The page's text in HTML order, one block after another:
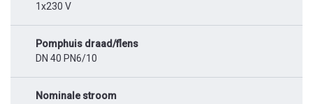
1x230 V
Pomphuis draad/flens
DN 40 PN6/10
Nominale stroom